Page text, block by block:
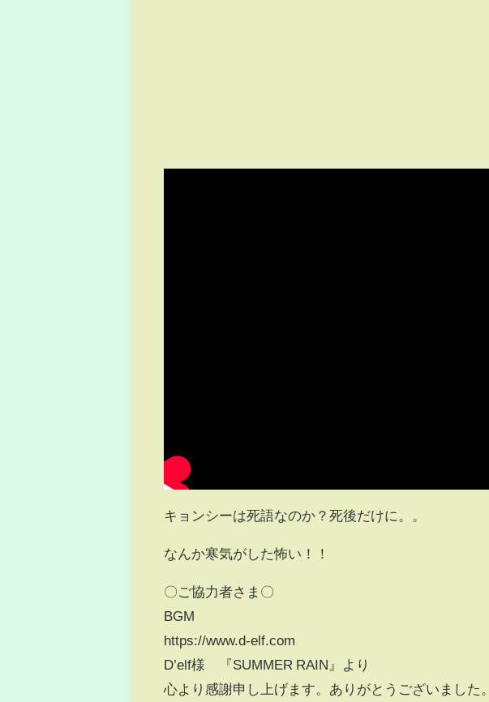
キョンシーは死語なのか？死後だけに。。
なんか寒気がした怖い！！
〇ご協力者さま〇
BGM
https://www.d-elf.com
D’elf様 『SUMMER RAIN』より
心より感謝申し上げます。ありがとうございました。